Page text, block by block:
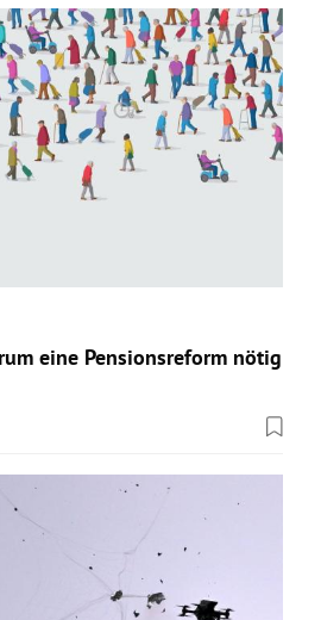
eine Pensionsreform nötig